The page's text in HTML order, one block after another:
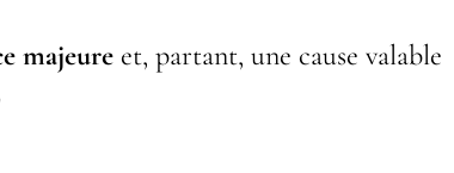
majeure et, partant, une cause valable